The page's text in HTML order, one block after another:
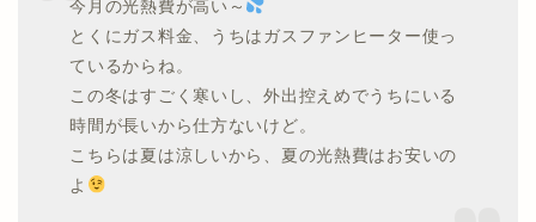
今月の光熱費が高い～
とくにガス料金、うちはガスファンヒーター使っ
ているからね。
この冬はすごく寒いし、外出控えめでうちにいる
時間が長いから仕方ないけど。
こちらは夏は涼しいから、夏の光熱費はお安いの
よ